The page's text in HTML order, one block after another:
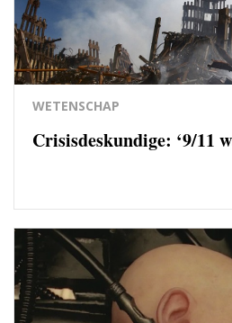
WETENSCHAP
Crisisdeskundige: ‘9/11